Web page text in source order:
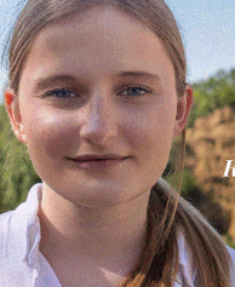
Articolo precedente
Spettacoli e iniziative nei comuni
valdarnesi: l’agenda del
Ultime Notizie